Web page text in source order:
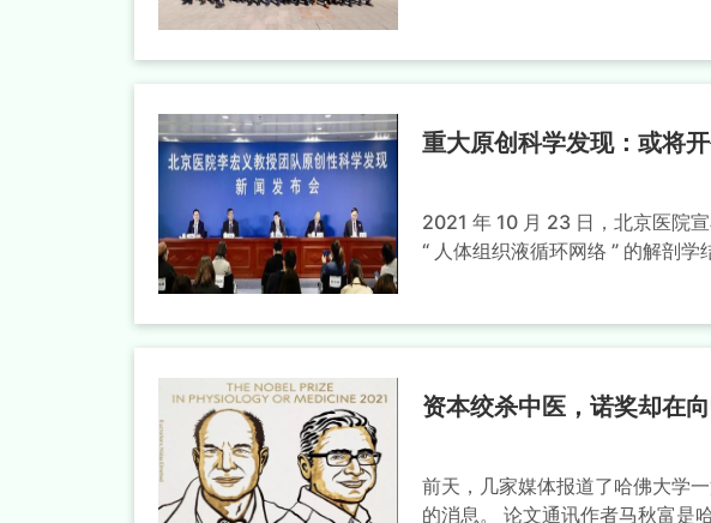
重大原创科学发现：或将
2021 年 10 月 23 日，北京医院
“ 人体组织液循环网络 ” 的解剖
资本绞杀中医，诺奖却在
前天，几家媒体报道了哈佛大学
的消息。 论文通讯作者马秋富是